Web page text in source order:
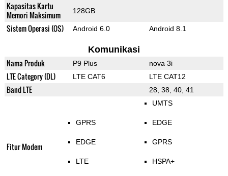
Kapasitas Kartu
Memori Maksimum
128GB
Sistem Operasi (OS) Android 6.0 Android 8.1
Komunikasi
Nama Produk P9 Plus nova 3i
LTE Category (DL) LTE CAT6 LTE CAT12
Band LTE 28, 38, 40, 41
Fitur Modem
GPRS
EDGE
LTE
UMTS
EDGE
GPRS
HSPA+